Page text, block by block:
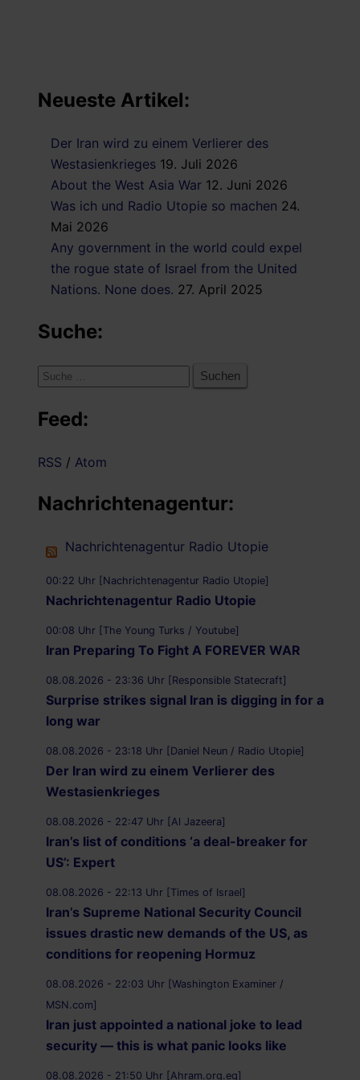
Neueste Artikel:
Der Iran wird zu einem Verlierer des
Westasienkrieges 19. Juli 2026
About the West Asia War 12. Juni 2026
Was ich und Radio Utopie so machen 24.
Mai 2026
Any government in the world could expel
the rogue state of Israel from the United
Nations. None does. 27. April 2025
Suche:
Suche
Feed:
RSS / Atom
Nachrichtenagentur:
Nachrichtenagentur Radio Utopie
00:22 Uhr [Nachrichtenagentur Radio Utopie]
Nachrichtenagentur Radio Utopie
00:08 Uhr [The Young Turks / Youtube]
Iran Preparing To Fight A FOREVER WAR
08.08.2026 - 23:36 Uhr [Responsible Statecraft]
Surprise strikes signal Iran is digging in for a
long war
08.08.2026 - 23:18 Uhr [Daniel Neun / Radio Utopie]
Der Iran wird zu einem Verlierer des
Westasienkrieges
08.08.2026 - 22:47 Uhr [Al Jazeera]
Iran’s list of conditions ‘a deal-breaker for
US’: Expert
08.08.2026 - 22:13 Uhr [Times of Israel]
Iran’s Supreme National Security Council
issues drastic new demands of the US, as
conditions for reopening Hormuz
08.08.2026 - 22:03 Uhr [Washington Examiner /
MSN.com]
Iran just appointed a national joke to lead
security — this is what panic looks like
08.08.2026 - 21:50 Uhr [Ahram.org.eg]